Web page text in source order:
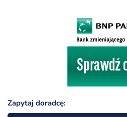
Zapytaj doradcę: